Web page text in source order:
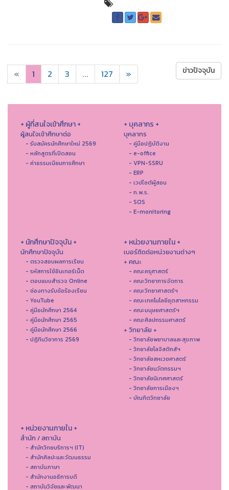
« 1 2 3 ... 127 » ข่าวปัจจุบัน
+ ผู้ที่สนใจเข้าศึกษา +
ผู้สนใจเข้าศึกษาต่อ
- รับสมัครนักศึกษาใหม่ 2569
- หลักสูตรที่เปิดสอน
- ค่าธรรมเนียมการศึกษา
+ บุคลากร +
บุคลากร
- คู่มือปฏิบัติงาน
- e-office
- VPN-SSRU
- ERP
- เวปไซต์ผู้สอน
- ก.พ.ร.
- SOS
- E-monitoring
+ นักศึกษาปัจจุบัน +
นักศึกษาปัจจุบัน
- ตรวจสอบผลการเรียน
- รหัสการใช้อินเทอร์เน็ต
- ตอบแบบสำรวจ Online
- ช่องทางรับข้อร้องเรียน
- YouTube
- คู่มือนักศึกษา 2564
- คู่มือนักศึกษา 2565
- คู่มือนักศึกษา 2566
- ปฏิทินวิชาการ 2569
+ หน่วยงานภายใน +
เบอร์ติดต่อหน่วยงานต่างๆ
+ คณะ
- คณะครุศาสตร์
- คณะวิทยาการจัดการ
- คณะวิทยาศาสตร์ฯ
- คณะเทคโนโลยีอุตสาหกรรม
- คณะมนุษยศาสตร์ฯ
- คณะศิลปกรรมศาสตร์
+ วิทยาลัย +
- วิทยาลัยพยาบาลและสุขภาพ
- วิทยาลัยโลจิสติกส์ฯ
- วิทยาลัยสหเวชศาสตร์
- วิทยาลัยนวัตกรรมฯ
- วิทยาลัยนิเทศศาสตร์
- วิทยาลัยการเมืองฯ
- บัณฑิตวิทยาลัย
+ หน่วยงานภายใน +
สำนัก / สถาบัน
- สำนักวิทยบริการฯ (IT)
- สํานักศิลปะและวัฒนธรรม
- สถาบันภาษา
- สำนักงานอธิการบดี
- สถาบันวิจัยและพัฒนา